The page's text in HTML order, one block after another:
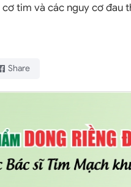
tim và các nguy cơ đau
Share